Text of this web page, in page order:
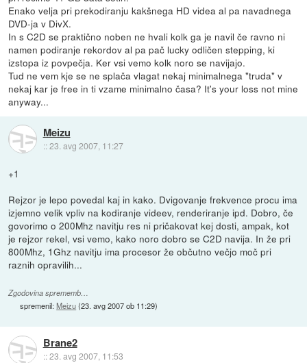
Enako velja pri prekodiranju kakšnega HD videa al pa navadnega
DVD-ja v DivX.
In s C2D se praktično noben ne hvali kolk ga je navil če ravno ni
namen podiranje rekordov al pa pač lucky odličen stepping, ki
izstopa iz povpečja. Ker vsi vemo kolk noro se navijajo.
Tud ne vem kje se ne splača vlagat nekaj minimalnega "truda" v
nekaj kar je free in ti vzame minimalno časa? It's your loss not mine
anyway...
Meizu
::23. avg 2007, 11:27
+1
Rejzor je lepo povedal kaj in kako. Dvigovanje frekvence procu ima
izjemno velik vpliv na kodiranje videev, renderiranje ipd. Dobro, če
govorimo o 200Mhz navitju res ni pričakovat kej dosti, ampak, kot
je rejzor rekel, vsi vemo, kako noro dobro se C2D navija. In že pri
800Mhz, 1Ghz navitju ima procesor že občutno večjo moč pri
raznih opravilih...
Zgodovina sprememb…
spremenil:Meizu(23. avg 2007 ob 11:29)
Brane2
::23. avg 2007, 11:53